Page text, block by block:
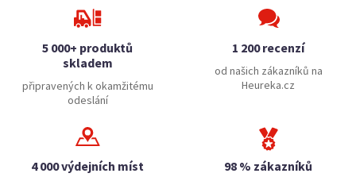
5 000+ produktů
skladem
připravených k okamžitému
odeslání
1 200 recenzí
od našich zákazníků na
Heureka.cz
4 000 výdejních míst 98 % zákazníků